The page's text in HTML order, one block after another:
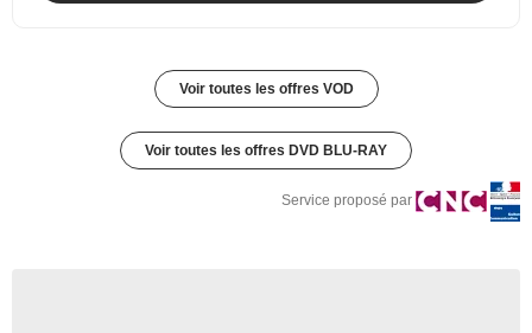
Voir toutes les offres VOD
Voir toutes les offres DVD BLU-RAY
Service proposé par